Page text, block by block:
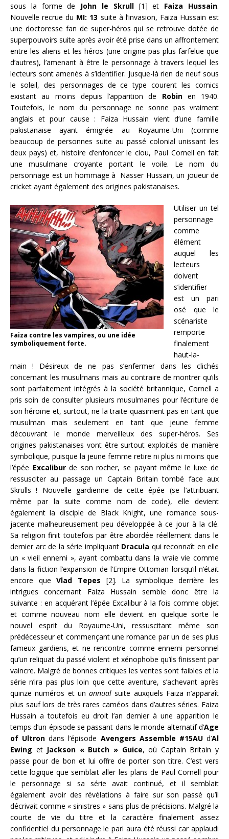
sous la forme de John le Skrull[1] et Faiza Hussain.
Nouvelle recrue du MI: 13 suite à l’invasion, Faiza Hussain est
une doctoresse fan de super-héros qui se retrouve dotée de
superpouvoirs suite après avoir été prise dans un affrontement
entre les aliens et les héros (une origine pas plus farfelue que
d’autres), l’amenant à être le personnage à travers lequel les
lecteurs sont amenés à s’identifier. Jusque-là rien de neuf sous
le soleil, des personnages de ce type courent les comics
existant au moins depuis l’apparition de Robin en 1940.
Toutefois, le nom du personnage ne sonne pas vraiment
anglais et pour cause : Faiza Hussain vient d’une famille
pakistanaise ayant émigrée au Royaume-Uni (comme
beaucoup de personnes suite au passé colonial unissant les
deux pays) et, histoire d’enfoncer le clou, Paul Cornell en fait
une musulmane croyante portant le voile. Le nom du
personnage est un hommage à Nasser Hussain, un joueur de
cricket ayant également des origines pakistanaises.
Faiza contre les vampires, ou une idée
symboliquement forte.
Utiliser un tel
personnage
comme
élément
auquel les
lecteurs
doivent
s’identifier
est un pari
osé que le
scénariste
remporte
finalement
haut-la-
main ! Désireux de ne pas s’enfermer dans les clichés
concernant les musulmans mais au contraire de montrer qu’ils
sont parfaitement intégrés à la société britannique, Cornell a
pris soin de consulter plusieurs musulmanes pour l’écriture de
son héroïne et, surtout, ne la traite quasiment pas en tant que
musulman mais seulement en tant que jeune femme
découvrant le monde merveilleux des super-héros. Ses
origines pakistanaises vont être surtout exploités de manière
symbolique, puisque la jeune femme retire ni plus ni moins que
l’épée Excaliburde son rocher, se payant même le luxe de
ressusciter au passage un Captain Britain tombé face aux
Skrulls ! Nouvelle gardienne de cette épée (se l’attribuant
même par la suite comme nom de code), elle devient
également la disciple de Black Knight, une romance sous-
jacente malheureusement peu développée à ce jour à la clé.
Sa religion finit toutefois par être abordée réellement dans le
dernier arc de la série impliquant Dracula qui reconnaît en elle
un « vieil ennemi », ayant combattu dans la vraie vie comme
dans la fiction l’expansion de l’Empire Ottoman lorsqu’il n’était
encore queVlad Tepes [2]. La symbolique derrière les
intrigues concernant Faiza Hussain semble donc être la
suivante : en acquérant l’épée Excalibur à la fois comme objet
et comme nouveau nom elle devient en quelque sorte le
nouvel esprit du Royaume-Uni, ressuscitant même son
prédécesseur et commençant une romance par un de ses plus
fameux gardiens, et ne rencontre comme ennemi personnel
qu’un reliquat du passé violent et xénophobe qu’ils finissent par
vaincre. Malgré de bonnes critiques les ventes sont faibles et la
série n’ira pas plus loin que cette aventure, s’achevant après
quinze numéros et un annualsuite auxquels Faiza n’apparaît
plus sauf lors de très rares caméos dans d’autres séries. Faiza
Hussain a toutefois eu droit l’an dernier à une apparition le
temps d’un épisode se passant dans le monde alternatif d’Age
of Ultrondans l’épisode Avengers Assemble #15AUd’Al
Ewing et Jackson « Butch » Guice, où Captain Britain y
passe pour de bon et lui offre de porter son titre. C’est vers
cette logique que semblait aller les plans de Paul Cornell pour
le personnage si sa série avait continué, et il semblait
également avoir des révélations à faire sur son passé qu’il
décrivait comme « sinistres » sans plus de précisions. Malgré la
courte de vie du titre et la caractère finalement assez
confidentiel du personnage le pari aura été réussi car applaudi